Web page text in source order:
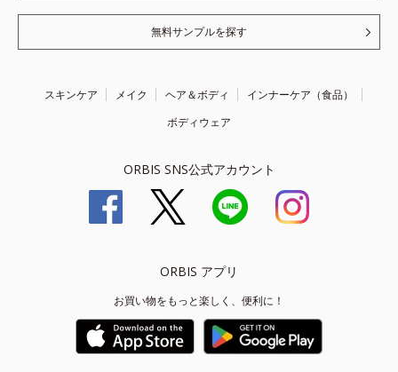
無料サンプルを探す
スキンケア メイク ヘア＆ボディ
インナーケア（食品）
ボディウェア
ORBIS SNS公式アカウント
ORBIS アプリ
お買い物をもっと楽しく、便利に！